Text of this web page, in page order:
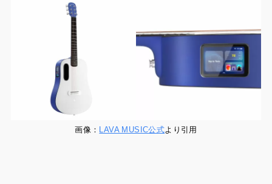
画像： LAVA MUSIC公式より引用